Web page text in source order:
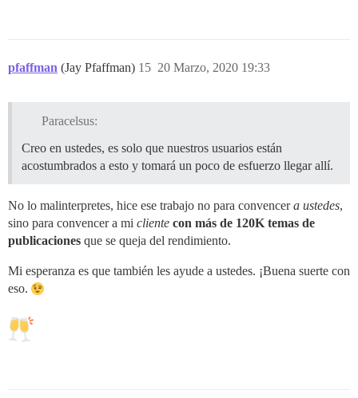
pfaffman (Jay Pfaffman) 20 Marzo, 2020 19:33
15
Paracelsus:
Creo en ustedes, es solo que nuestros usuarios están
acostumbrados a esto y tomará un poco de esfuerzo llegar allí.
No lo malinterpretes, hice ese trabajo no para convencera ustedes,
sino para convencer a mi cliente con más de 120K temas de
publicaciones que se queja del rendimiento.
Mi esperanza es que también les ayude a ustedes. ¡Buena suerte con
eso.